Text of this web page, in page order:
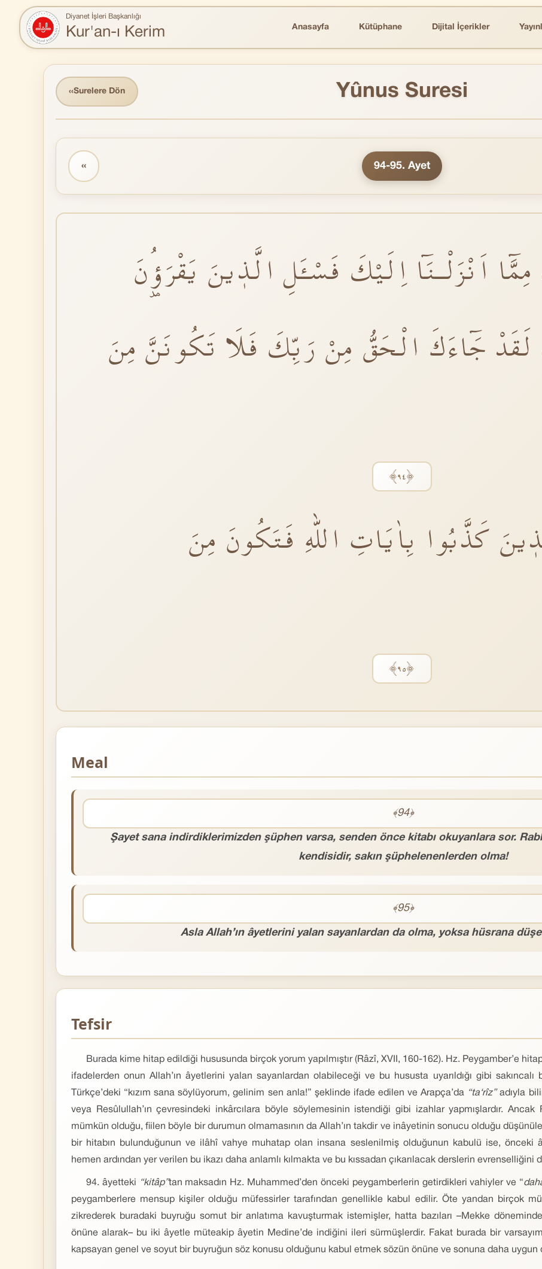
Diyanet İşleri Başkanlığı
Kur'an-ı Kerim Anasayfa Kütüphane Dijital İçerikler
‹‹Surelere Dön Yûnus Suresi
‹‹ 94-95. Ayet
اَنْزَلْـنَٓا اِلَيْكَ فَسْـَٔلِ الَّذٖينَ يَقْرَؤُ۫نَ
جَٓاءَكَ الْحَقُّ مِنْ رَبِّكَ فَلَا تَكُونَنَّ مِنَ
﴿٩٤﴾
كَذَّبُوا بِاٰيَاتِ اللّٰهِ فَتَكُونَ مِنَ
﴿٩٥﴾
Meal
﴾94﴿
Şayet sana indirdiklerimizden şüphen varsa, senden önce kitabı okuyanlara sor.
kendisidir, sakın şüphelenenlerden olma!
﴾95﴿
Asla Allah’ın âyetlerini yalan sayanlardan da olma, yoksa hüsrana
Tefsir
Burada kime hitap edildiği hususunda birçok yorum yapılmıştır (Râzî, XVII, 160-162). Hz. Peygamber’e
ifadelerden onun Allah’ın âyetlerini yalan sayanlardan olabileceği ve bu hususta uyarıldığı gibi sakıncalı
Türkçe’deki “kızım sana söylüyorum, gelinim sen anla!” şeklinde ifade edilen ve Arapça’da “ta‘rîz”adıyla
veya Resûlullah’ın çevresindeki inkârcılara böyle söylemesinin istendiği gibi izahlar yapmışlardır. Ancak
mümkün olduğu, fiilen böyle bir durumun olmamasının da Allah’ın takdir ve inâyetinin sonucu olduğu
bir hitabın bulunduğunun ve ilâhî vahye muhatap olan insana seslenilmiş olduğunun kabulü ise, önceki
hemen ardından yer verilen bu ikazı daha anlamlı kılmakta ve bu kıssadan çıkarılacak derslerin
94. âyetteki “kitâp”tan maksadın Hz. Muhammed’den önceki peygamberlerin getirdikleri vahiyler ve “
peygamberlere mensup kişiler olduğu müfessirler tarafından genellikle kabul edilir. Öte yandan birçok
zikrederek buradaki buyruğu somut bir anlatıma kavuşturmak istemişler, hatta bazıları –Mekke
önüne alarak– bu iki âyetle müteakip âyetin Medine’de indiğini ileri sürmüşlerdir. Fakat burada bir
kapsayan genel ve soyut bir buyruğun söz konusu olduğunu kabul etmek sözün önüne ve sonuna daha uygun